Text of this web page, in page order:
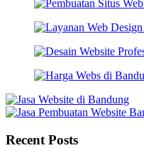
Recent Posts